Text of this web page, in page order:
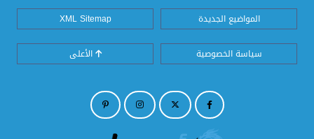
المواضيع الجديدة XML Sitemap
سياسة الخصوصية الأعلى